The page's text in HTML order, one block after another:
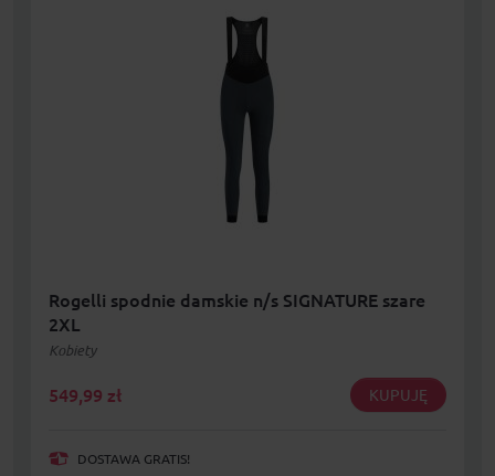
Rogelli spodnie damskie n/s SIGNATURE szare
2XL
Kobiety
549,99 zł KUPUJĘ
DOSTAWA GRATIS!